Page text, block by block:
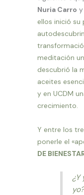
Nuria Carro y
ellos inició
meditación
descubrió la
aceites
y en UCDM
crecimiento.
Y entre los
ponerle el
DE
¿Y
yo?